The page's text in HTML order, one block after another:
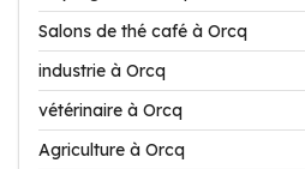
Salons de thé café à Orcq
industrie à Orcq
vétérinaire à Orcq
Agriculture à Orcq